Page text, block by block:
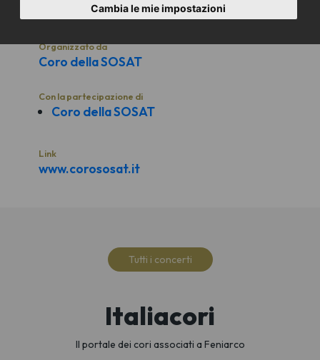
Cambia le mie impostazioni
Organizzato da
Coro della SOSAT
Con la partecipazione di
Coro della SOSAT
Link
www.corososat.it
Tutti i concerti
Italiacori
Il portale dei cori associati a Feniarco